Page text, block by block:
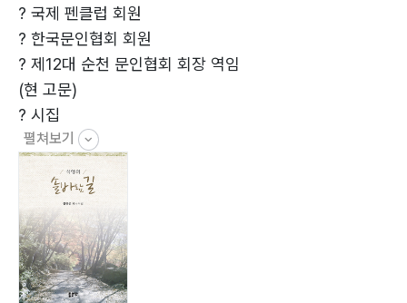
지심도 ?54
제2부
월류봉 ?58
회화나무 ?61
완도 신지명사갯길 ?63
안개나루 ?66
용산 전망대 ?68
무화과 ?70
강물 ?72
상사화 ?74
백령도 ?76
벌레 먹은 수밀도 ?78
? 국제 펜클럽 회원
? 한국문인협회 회원
? 제12대 순천 문인협회 회장 역임
(현 고문)
? 시집
「저 높은 곳을 향하여」 「영혼의 샘밑」 「내
가 산을 향하여」 「석양의 솔바람길」
? 편저
순천제일교회 75년사,
우람 자서(고 김용익) 등? 순천대학교 경영행정대학원 졸
업
(행정학석사)
펼쳐보기